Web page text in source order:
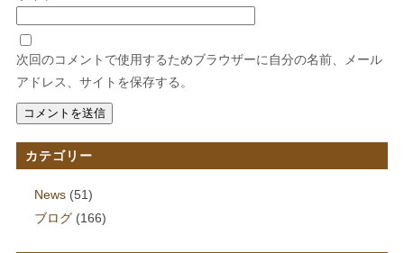
次回のコメントで使用するためブラウザーに自分の名前、メール
アドレス、サイトを保存する。
カテゴリー
News(51)
ブログ(166)